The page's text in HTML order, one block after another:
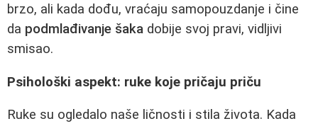
brzo, ali kada dođu, vraćaju samopouzdanje i čine
da podmlađivanje šaka dobije svoj pravi, vidljivi
smisao.
Psihološki aspekt: ruke koje pričaju priču
Ruke su ogledalo naše ličnosti i stila života. Kada